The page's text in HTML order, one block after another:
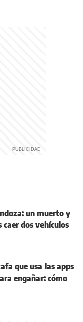
un muerto y
caer dos vehículos
que usa las apps
engañar: cómo